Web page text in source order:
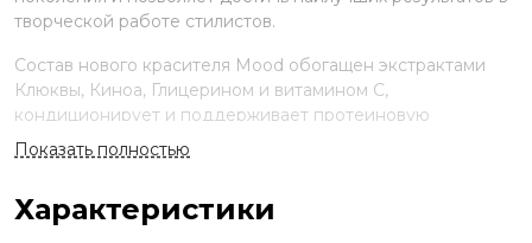
творческой работе стилистов.
Состав нового красителя Mood обогащен экстрактами
Клюквы, Киноа, Глицерином и витамином С,
кондиционирует и поддерживает протеиновую
структуру волос, сохраняя естественный гидробаланс,
наполняя твои волосы энергией. Мощные клюквенные
современного молодежномыслящего человека по
Показать полностью
Характеристики